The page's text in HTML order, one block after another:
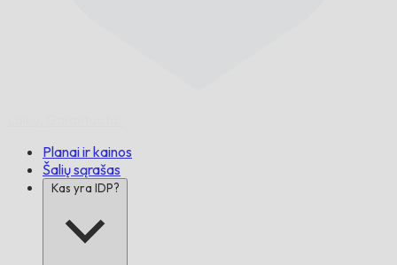
Planai ir kainos
Šalių sąrašas
Kas yra IDP?